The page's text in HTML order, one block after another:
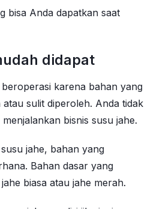
bisa Anda dapatkan saat
didapat
karena bahan yang
sulit diperoleh. Anda tidak
bisnis susu jahe.
jahe, bahan yang
Bahan dasar yang
biasa atau jahe merah.